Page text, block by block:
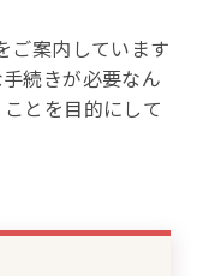
ご案内しています
続きが必要なん
とを目的にして